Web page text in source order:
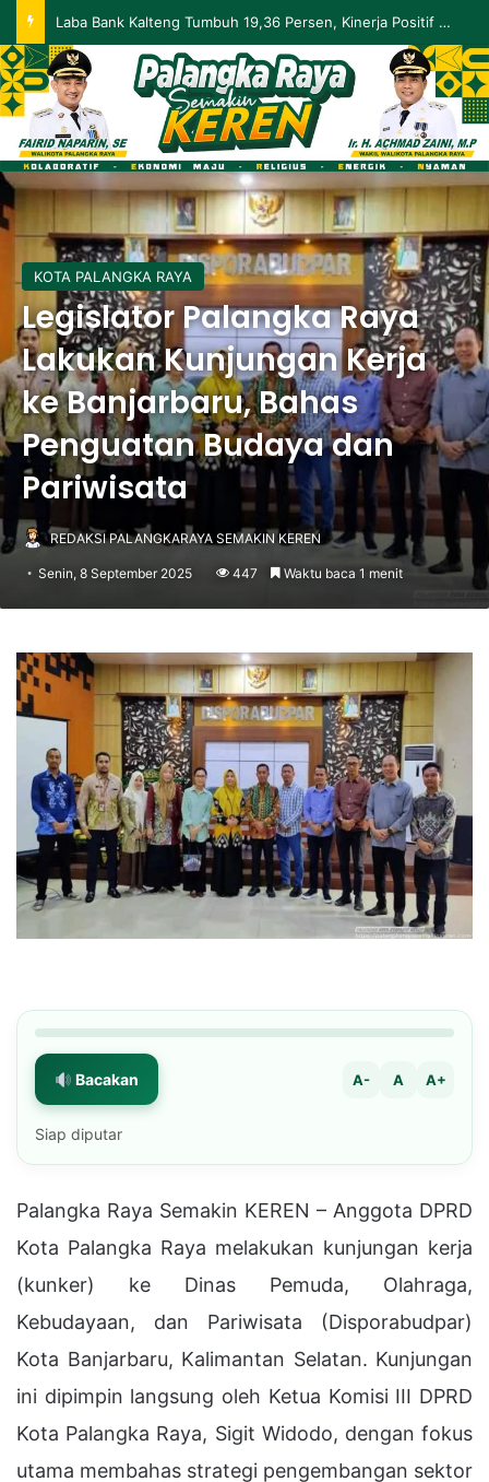
Palangka Raya Perluas Digitalisasi Perlindungan Sosial, Perkuat Akurasi Data dan Penyaluran Bansos
KOTA PALANGKA RAYA
Legislator Palangka Raya
Lakukan Kunjungan Kerja
ke Banjarbaru, Bahas
Penguatan Budaya dan
Pariwisata
REDAKSI PALANGKARAYA SEMAKIN KEREN
Senin, 8 September 2025 447 Waktu baca 1 menit
Bacakan A- A A+
Siap diputar
Palangka Raya Semakin KEREN – Anggota DPRD
Kota Palangka Raya melakukan kunjungan kerja
(kunker) ke Dinas Pemuda, Olahraga,
Kebudayaan, dan Pariwisata (Disporabudpar)
Kota Banjarbaru, Kalimantan Selatan. Kunjungan
ini dipimpin langsung oleh Ketua Komisi III DPRD
Kota Palangka Raya, Sigit Widodo, dengan fokus
utama membahas strategi pengembangan sektor